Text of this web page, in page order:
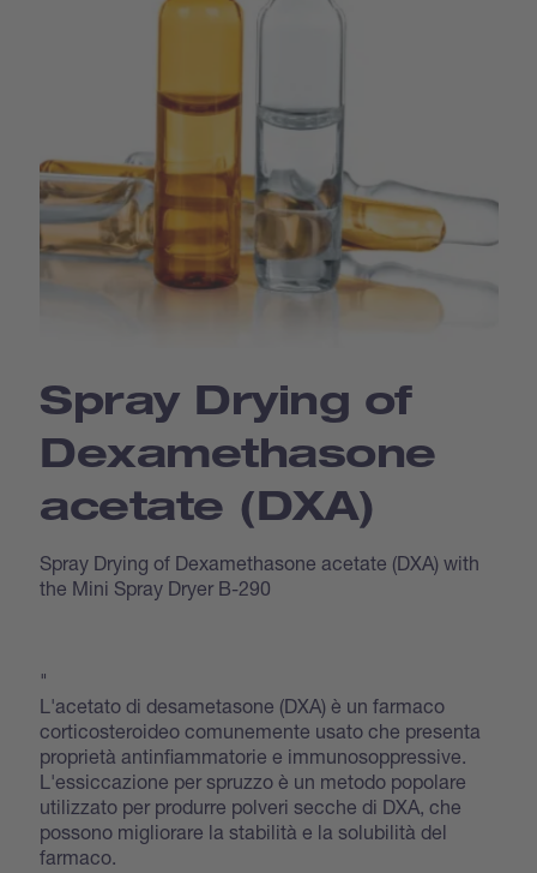
Spray Drying of
Dexamethasone
acetate (DXA)
Spray Drying of Dexamethasone acetate (DXA) with
the Mini Spray Dryer B-290
"
L'acetato di desametasone (DXA) è un farmaco
corticosteroideo comunemente usato che presenta
proprietà antinfiammatorie e immunosoppressive.
L'essiccazione per spruzzo è un metodo popolare
utilizzato per produrre polveri secche di DXA, che
possono migliorare la stabilità e la solubilità del
farmaco.